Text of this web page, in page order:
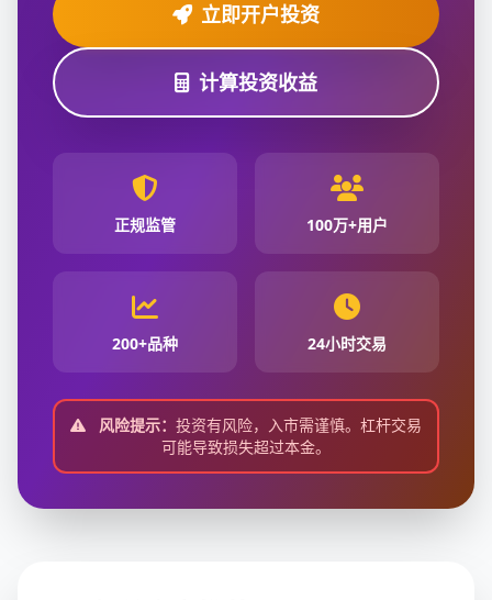
立即开户投资
计算投资收益
正规监管 100万+用户
200+品种 24小时交易
风险提示： 投资有风险，入市需谨慎。杠杆交易
可能导致损失超过本金。